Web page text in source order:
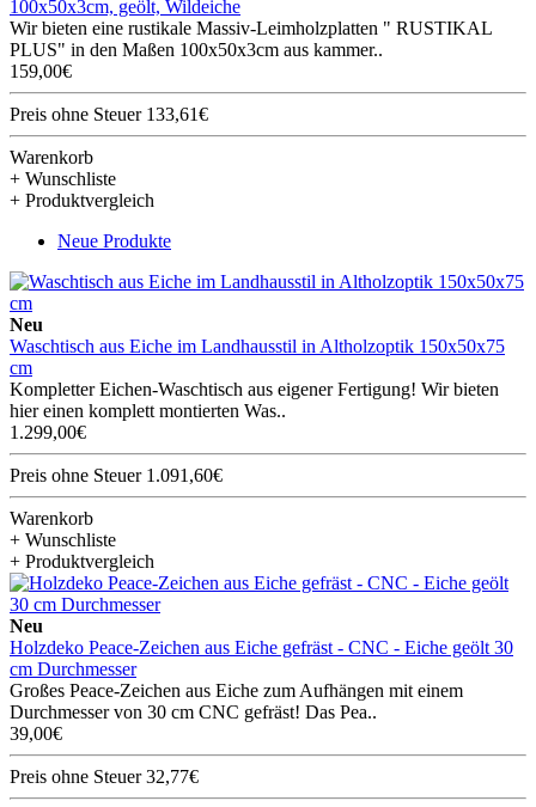
100x50x3cm, geölt, Wildeiche
Wir bieten eine rustikale Massiv-Leimholzplatten " RUSTIKAL
PLUS" in den Maßen 100x50x3cm aus kammer..
159,00€
Preis ohne Steuer 133,61€
Warenkorb
+ Wunschliste
+ Produktvergleich
Neue Produkte
Neu
Waschtisch aus Eiche im Landhausstil in Altholzoptik 150x50x75
cm
Kompletter Eichen-Waschtisch aus eigener Fertigung! Wir bieten
hier einen komplett montierten Was..
1.299,00€
Preis ohne Steuer 1.091,60€
Warenkorb
+ Wunschliste
+ Produktvergleich
Neu
Holzdeko Peace-Zeichen aus Eiche gefräst - CNC - Eiche geölt 30
cm Durchmesser
Großes Peace-Zeichen aus Eiche zum Aufhängen mit einem
Durchmesser von 30 cm CNC gefräst! Das Pea..
39,00€
Preis ohne Steuer 32,77€